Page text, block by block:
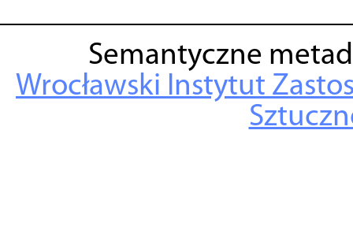
Semantyczne
Wrocławski Instytut